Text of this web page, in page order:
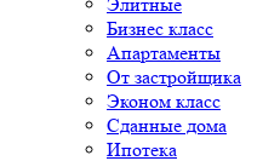
Элитные
Бизнес класс
Апартаменты
От застройщика
Эконом класс
Сданные дома
Ипотека